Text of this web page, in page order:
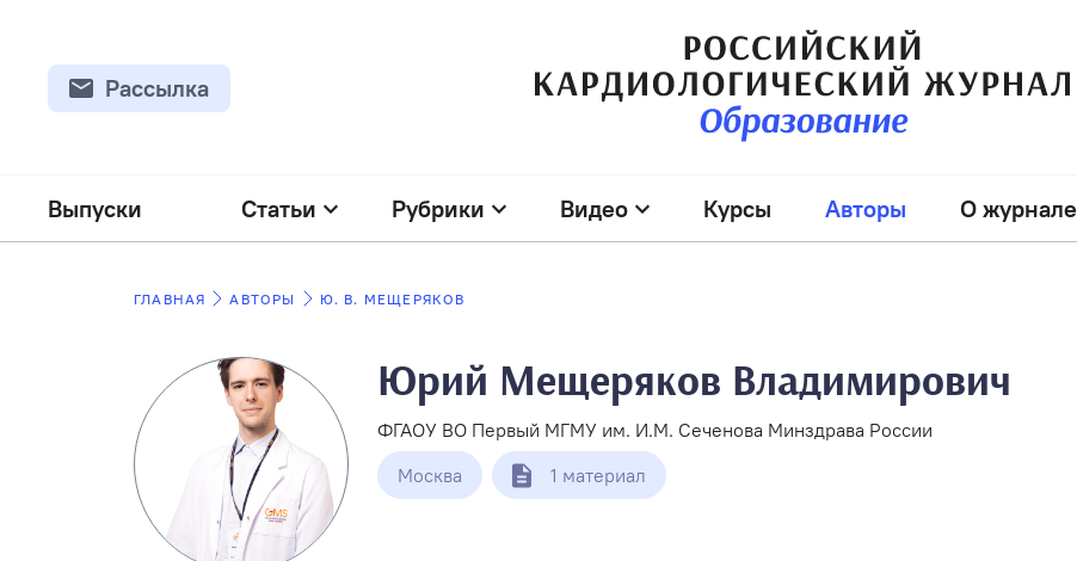
Рассылка
Выпуски Статьи Рубрики Видео Курсы Авторы О журнале
ГЛАВНАЯ АВТОРЫ Ю. В. МЕЩЕРЯКОВ
Юрий Мещеряков Владимирович
ФГАОУ ВО Первый МГМУ им. И.М. Сеченова Минздрава России
Москва
1 материал